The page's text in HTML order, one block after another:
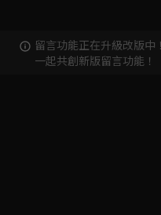
留言功能正在升級改版中
一起共創新版留言功能！